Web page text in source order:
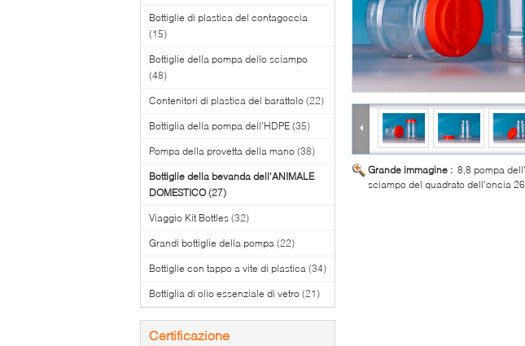
Bottiglie di plastica del contagoccia
(15)
Bottiglie della pompa dello sciampo
(48)
Contenitori di plastica del barattolo (22)
Bottiglia della pompa dell'HDPE (35)
Pompa della provetta della mano (38)
Bottiglie della bevanda dell'ANIMALE
DOMESTICO (27)
Viaggio Kit Bottles (32)
Grandi bottiglie della pompa (22)
Bottiglie con tappo a vite di plastica (34)
Bottiglia di olio essenziale di vetro (21)
Certificazione
Grande immagine : 8,8 pompa
sciampo del quadrato dell'oncia